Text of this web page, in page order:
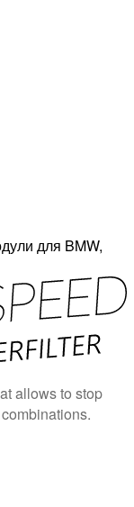
для BMW,
allows to stop